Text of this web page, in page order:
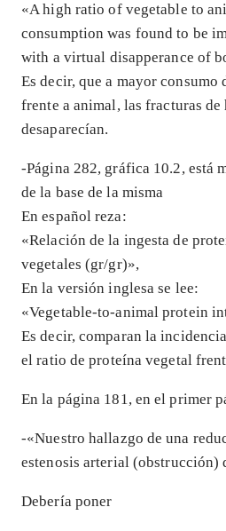
«A high ratio of vegetable to
consumption was found to be
with a virtual disapperance of
Es decir, que a mayor consumo
frente a animal, las fracturas de
desaparecían.
-Página 282, gráfica 10.2, está
de la base de la misma
En español reza:
«Relación de la ingesta de
vegetales (gr/gr)»,
En la versión inglesa se lee:
«Vegetable-to-animal protein
Es decir, comparan la
el ratio de proteína vegetal
En la página 181, en el primer
-«Nuestro hallazgo de una
estenosis arterial
Debería poner